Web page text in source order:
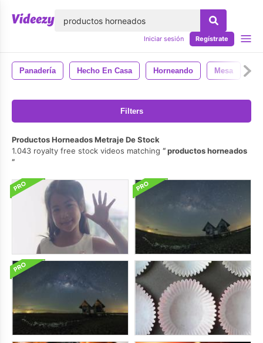
Iniciar sesión Regístrate
Panadería Hecho En Casa Horneando Mesa
Filters
Productos Horneados Metraje De Stock
1.043 royalty free stock videos matching
productos horneados